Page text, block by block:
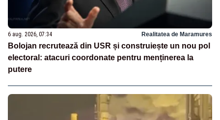
6 aug. 2026, 07:34 Realitatea de Maramures
Bolojan recrutează din USR și construiește un nou pol
electoral: atacuri coordonate pentru menținerea la
putere